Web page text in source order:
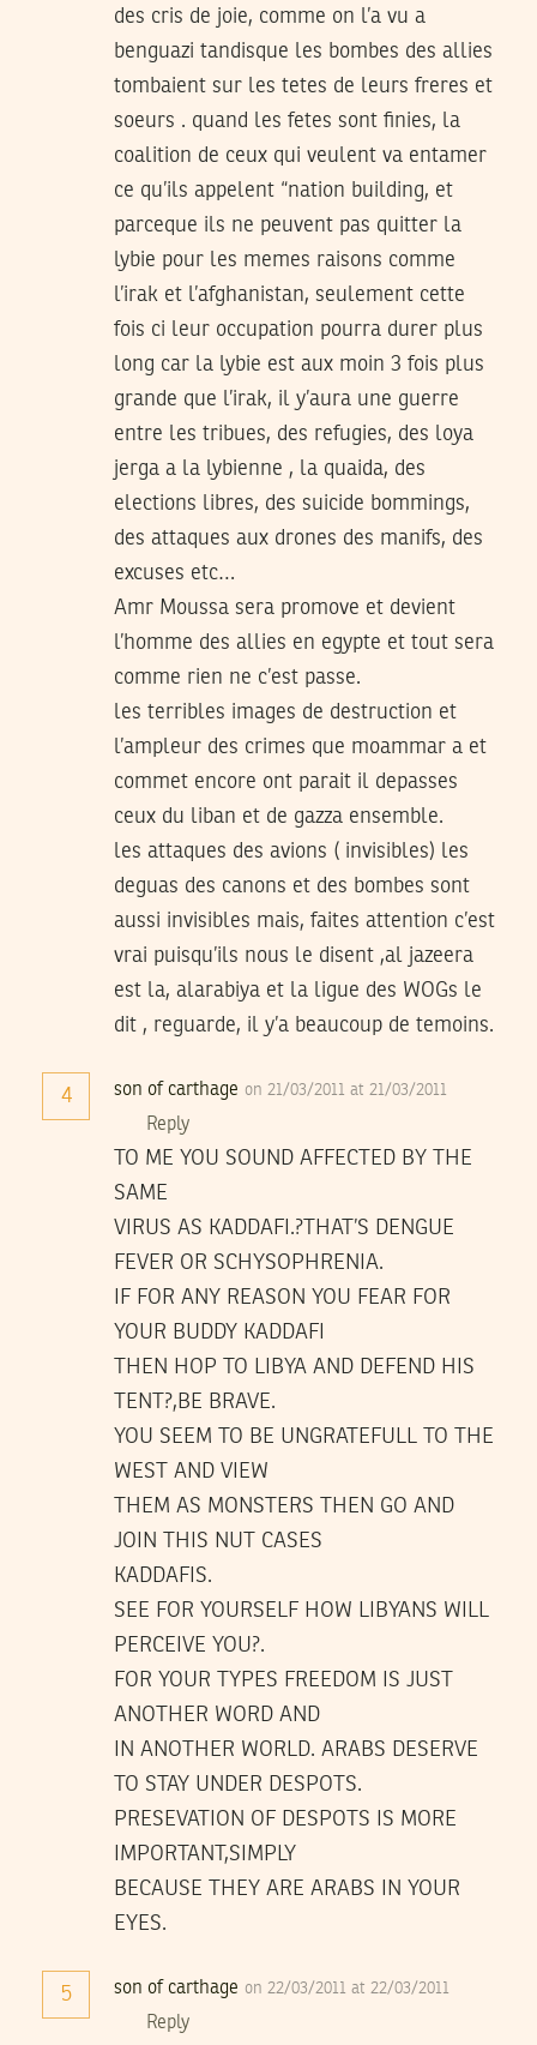
des cris de joie, comme on l’a vu a
benguazi tandisque les bombes des allies
tombaient sur les tetes de leurs freres et
soeurs . quand les fetes sont finies, la
coalition de ceux qui veulent va entamer
ce qu’ils appelent “nation building, et
parceque ils ne peuvent pas quitter la
lybie pour les memes raisons comme
l’irak et l’afghanistan, seulement cette
fois ci leur occupation pourra durer plus
long car la lybie est aux moin 3 fois plus
grande que l’irak, il y’aura une guerre
entre les tribues, des refugies, des loya
jerga a la lybienne , la quaida, des
elections libres, des suicide bommings,
des attaques aux drones des manifs, des
excuses etc…
Amr Moussa sera promove et devient
l’homme des allies en egypte et tout sera
comme rien ne c’est passe.
les terribles images de destruction et
l’ampleur des crimes que moammar a et
commet encore ont parait il depasses
ceux du liban et de gazza ensemble.
les attaques des avions ( invisibles) les
deguas des canons et des bombes sont
aussi invisibles mais, faites attention c’est
vrai puisqu’ils nous le disent ,al jazeera
est la, alarabiya et la ligue des WOGs le
dit , reguarde, il y’a beaucoup de temoins.
4 son of carthage on 21/03/2011 at 21/03/2011
Reply
TO ME YOU SOUND AFFECTED BY THE
SAME
VIRUS AS KADDAFI.?THAT’S DENGUE
FEVER OR SCHYSOPHRENIA.
IF FOR ANY REASON YOU FEAR FOR
YOUR BUDDY KADDAFI
THEN HOP TO LIBYA AND DEFEND HIS
TENT?,BE BRAVE.
YOU SEEM TO BE UNGRATEFULL TO THE
WEST AND VIEW
THEM AS MONSTERS THEN GO AND
JOIN THIS NUT CASES
KADDAFIS.
SEE FOR YOURSELF HOW LIBYANS WILL
PERCEIVE YOU?.
FOR YOUR TYPES FREEDOM IS JUST
ANOTHER WORD AND
IN ANOTHER WORLD. ARABS DESERVE
TO STAY UNDER DESPOTS.
PRESEVATION OF DESPOTS IS MORE
IMPORTANT,SIMPLY
BECAUSE THEY ARE ARABS IN YOUR
EYES.
5 son of carthage on 22/03/2011 at 22/03/2011
Reply